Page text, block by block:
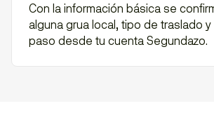
Con la información básica se
alguna grua local, tipo de traslado
paso desde tu cuenta Segundazo.